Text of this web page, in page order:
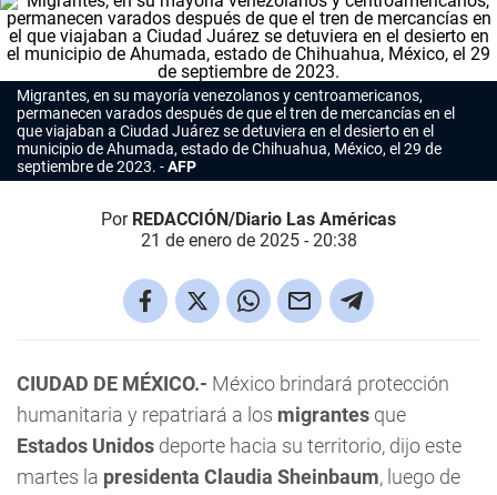
Migrantes, en su mayoría venezolanos y centroamericanos,
permanecen varados después de que el tren de mercancías en el
que viajaban a Ciudad Juárez se detuviera en el desierto en el
municipio de Ahumada, estado de Chihuahua, México, el 29 de
septiembre de 2023.
AFP
Por REDACCIÓN/Diario Las Américas
21 de enero de 2025 - 20:38
CIUDAD DE MÉXICO.- México brindará protección
humanitaria y repatriará a los migrantes que
Estados Unidos deporte hacia su territorio, dijo este
martes la presidenta Claudia Sheinbaum, luego de